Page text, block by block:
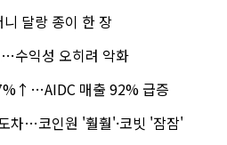
달랑 종이 한 장
수익성 오히려 악화
매출 92% 급증
차…코인원 '훨훨'·코빗 '잠잠'